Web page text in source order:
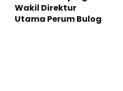
Wakil Direktur
Utama Perum Bulog